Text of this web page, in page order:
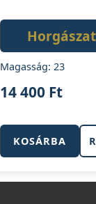
Magasság: 23
14 400 Ft
KOSÁRBA